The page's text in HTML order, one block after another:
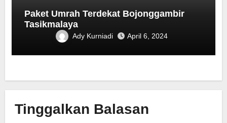
Paket Umrah Terdekat ‎Bojonggambir
Tasikmalaya
Ady Kurniadi April 6, 2024
Tinggalkan Balasan